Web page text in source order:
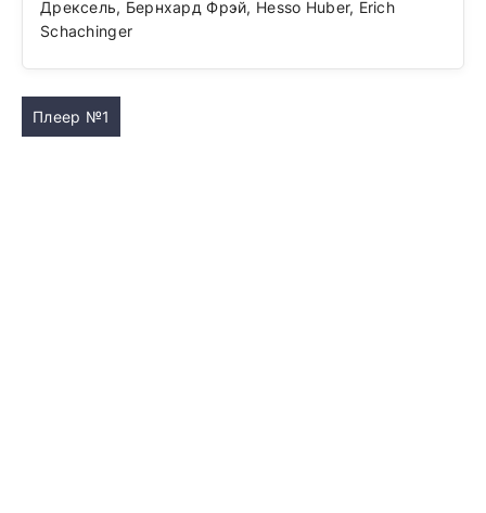
Дрексель, Бернхард Фрэй, Hesso Huber, Erich
Schachinger
Плеер №1